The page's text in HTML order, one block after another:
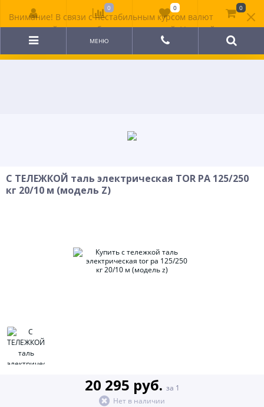
Внимание! В связи с нестабильным курсом валют
цена на сайте может быть неактуальной. Уточняйте
стоимость у менеджера.
МЕНЮ
С ТЕЛЕЖКОЙ таль электрическая TOR PA 125/250
кг 20/10 м (модель Z)
20 295 руб. за 1
Нет в наличии
0 0 0